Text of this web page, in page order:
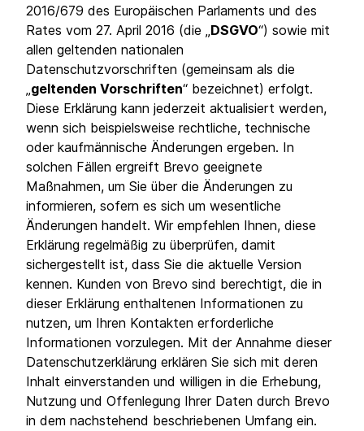
2016/679 des Europäischen Parlaments und des
Rates vom 27. April 2016 (die „DSGVO“) sowie mit
allen geltenden nationalen
Datenschutzvorschriften (gemeinsam als die
„geltenden Vorschriften“ bezeichnet) erfolgt.
Diese Erklärung kann jederzeit aktualisiert werden,
wenn sich beispielsweise rechtliche, technische
oder kaufmännische Änderungen ergeben. In
solchen Fällen ergreift Brevo geeignete
Maßnahmen, um Sie über die Änderungen zu
informieren, sofern es sich um wesentliche
Änderungen handelt. Wir empfehlen Ihnen, diese
Erklärung regelmäßig zu überprüfen, damit
sichergestellt ist, dass Sie die aktuelle Version
kennen. Kunden von Brevo sind berechtigt, die in
dieser Erklärung enthaltenen Informationen zu
nutzen, um Ihren Kontakten erforderliche
Informationen vorzulegen. Mit der Annahme dieser
Datenschutzerklärung erklären Sie sich mit deren
Inhalt einverstanden und willigen in die Erhebung,
Nutzung und Offenlegung Ihrer Daten durch Brevo
in dem nachstehend beschriebenen Umfang ein.